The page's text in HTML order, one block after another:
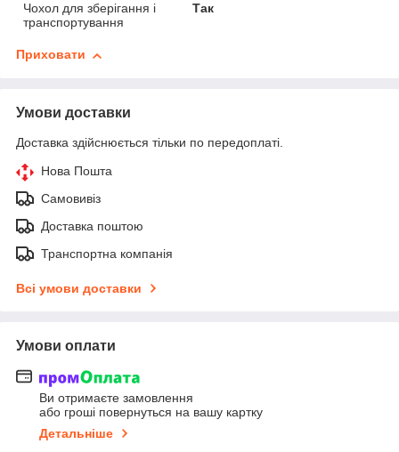
Чохол для зберігання і
транспортування
Так
Приховати
Умови доставки
Доставка здійснюється тільки по передоплаті.
Нова Пошта
Самовивіз
Доставка поштою
Транспортна компанія
Всі умови доставки
Умови оплати
Ви отримаєте замовлення
або гроші повернуться на вашу картку
Детальніше